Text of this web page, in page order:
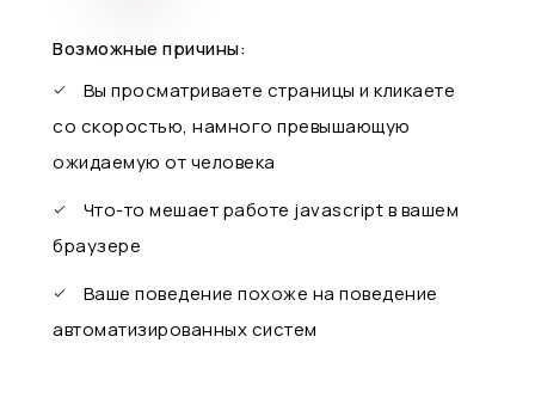
Возможные причины:
Вы просматриваете страницы и кликаете
со скоростью, намного превышающую
ожидаемую от человека
Что-то мешает работе javascript в вашем
браузере
Ваше поведение похоже на поведение
автоматизированных систем